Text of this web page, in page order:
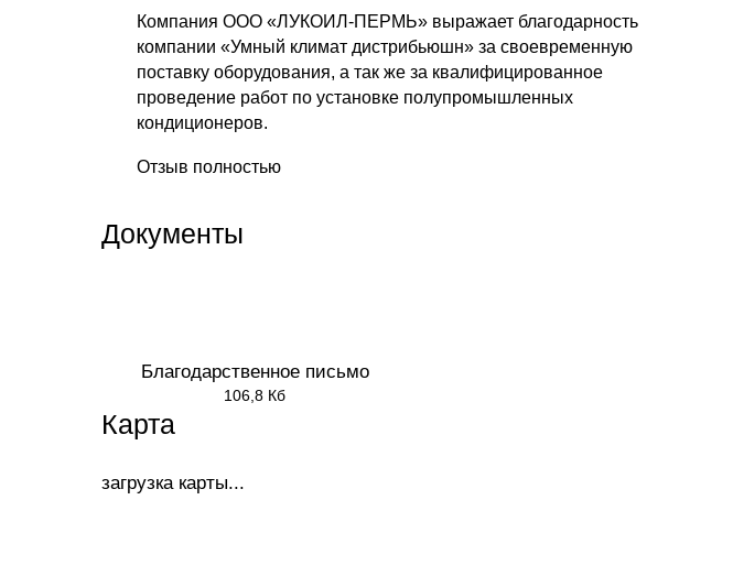
Компания ООО «ЛУКОИЛ-ПЕРМЬ» выражает благодарность
компании «Умный климат дистрибьюшн» за своевременную
поставку оборудования, а так же за квалифицированное
проведение работ по установке полупромышленных
кондиционеров.
Отзыв полностью
Документы
Благодарственное письмо
106,8 Кб
Карта
загрузка карты...